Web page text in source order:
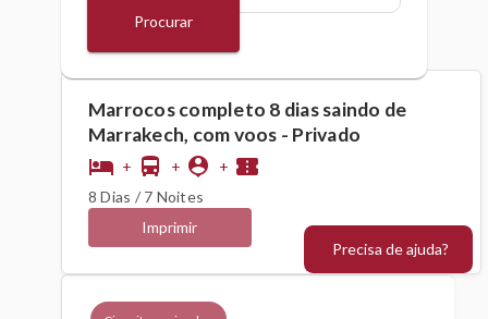
Procurar
Marrocos completo 8 dias saindo de
Marrakech, com voos - Privado
hotel + directions_bus + person_pin + confirmation_number
8 Dias / 7 Noites
Imprimir
Precisa de ajuda?